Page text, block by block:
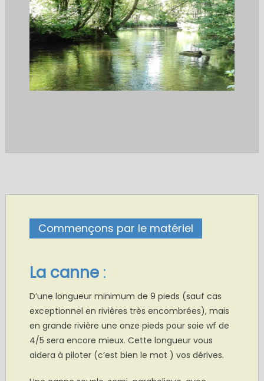
Commençons par le matériel
La canne:
D’une longueur minimum de 9 pieds (sauf cas
exceptionnel en rivières très encombrées), mais
en grande rivière une onze pieds pour soie wf de
4/5 sera encore mieux. Cette longueur vous
aidera à piloter (c’est bien le mot ) vos dérives.